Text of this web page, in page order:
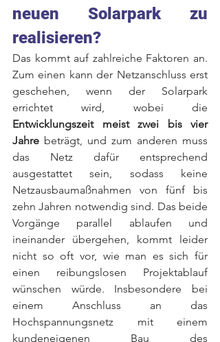
neuen Solarpark zu
realisieren?
Das kommt auf zahlreiche Faktoren an.
Zum einen kann der Netzanschluss erst
geschehen, wenn der Solarpark
Entwicklungszeit meist zwei bis vier
Jahre beträgt, und zum anderen muss
das Netz dafür entsprechend
ausgestattet sein, sodass keine
Netzausbaumaßnahmen von fünf bis
zehn Jahren notwendig sind. Das beide
Vorgänge parallel ablaufen und
ineinander übergehen, kommt leider
nicht so oft vor, wie man es sich für
einen reibungslosen Projektablauf
wünschen würde. Insbesondere bei
einem Anschluss an das
Hochspannungsnetz mit einem
kundeneigenen Bau des